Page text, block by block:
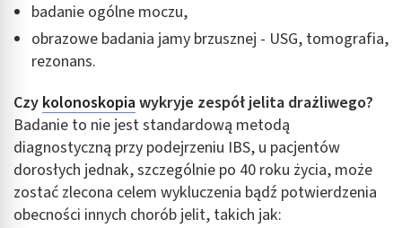
badanie ogólne moczu,
obrazowe badania jamy brzusznej - USG, tomografia,
rezonans.
Czy kolonoskopiawykryje zespół jelita drażliwego?
Badanie to nie jest standardową metodą
diagnostyczną przy podejrzeniu IBS, u pacjentów
dorosłych jednak, szczególnie po 40 roku życia, może
zostać zlecona celem wykluczenia bądź potwierdzenia
obecności innych chorób jelit, takich jak: